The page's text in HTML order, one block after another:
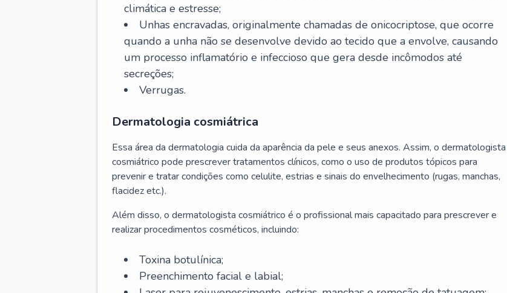
climática e estresse;
Unhas encravadas, originalmente chamadas de onicocriptose, que ocorre
quando a unha não se desenvolve devido ao tecido que a envolve, causando
um processo inflamatório e infeccioso que gera desde incômodos até
secreções;
Verrugas.
Dermatologia cosmiátrica
Essa área da dermatologia cuida da aparência da pele e seus anexos. Assim, o dermatologista
cosmiátrico pode prescrever tratamentos clínicos, como o uso de produtos tópicos para
prevenir e tratar condições como celulite, estrias e sinais do envelhecimento (rugas, manchas,
flacidez etc.).
Além disso, o dermatologista cosmiátrico é o profissional mais capacitado para prescrever e
realizar procedimentos cosméticos, incluindo:
Toxina botulínica;
Preenchimento facial e labial;